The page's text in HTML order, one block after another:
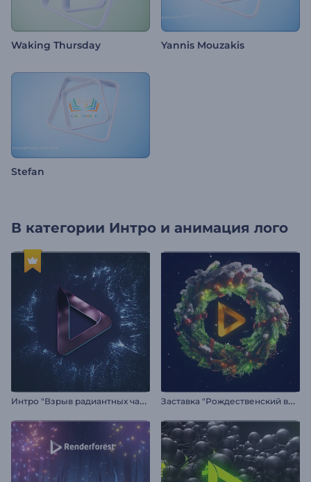
Waking Thursday Yannis Mouzakis
Stefan
В категории Интро и анимация лого
И
нтро "Взрыв радиантных частиц" З
аставка "Рождественский венок"